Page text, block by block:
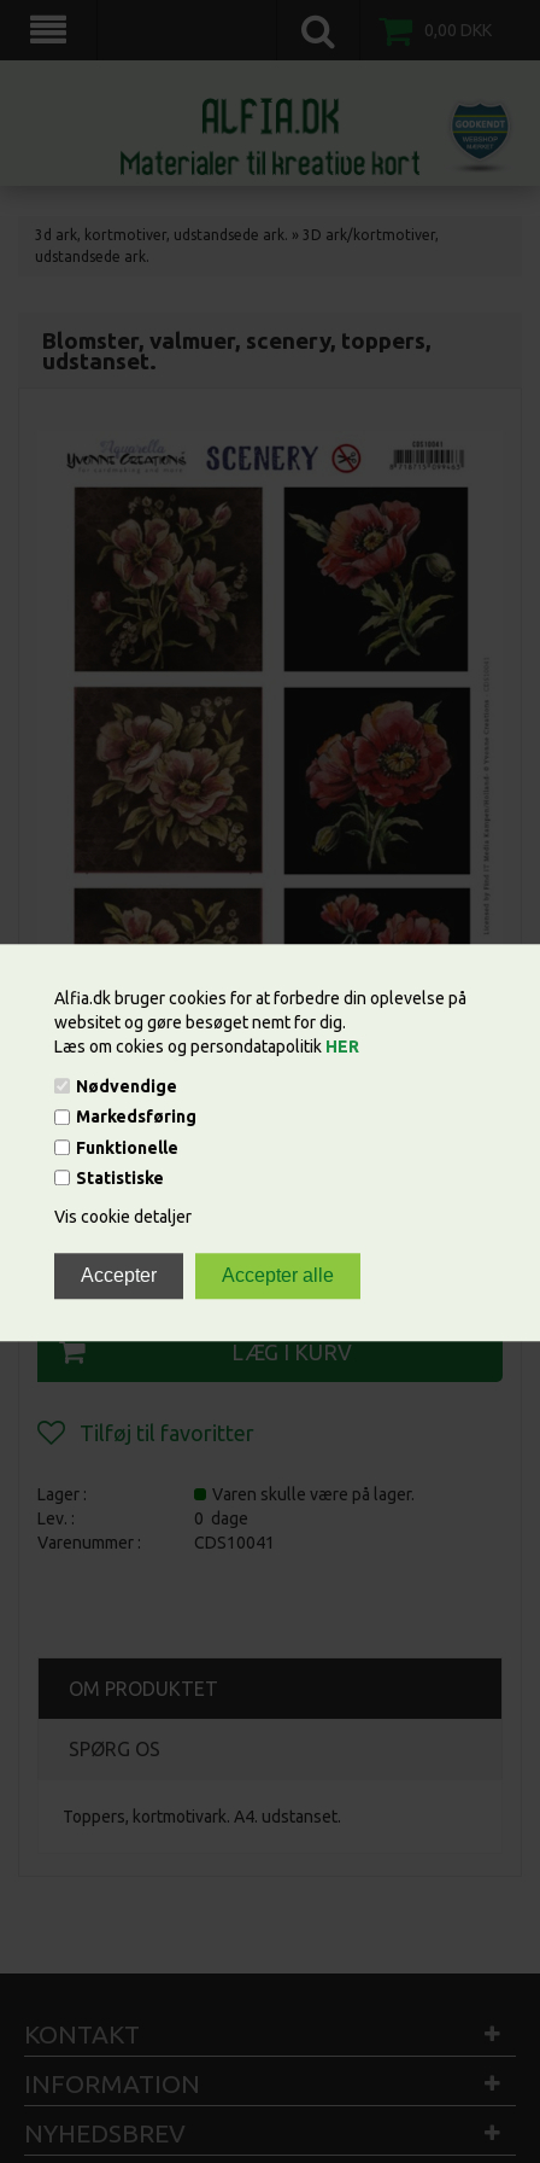
scrapkort, scrapbooking, 3d motiv ark, veddinge,nordvestsjælland.
Alfia.dk bruger cookies for at forbedre din oplevelse på
websitet og gøre besøget nemt for dig.
Læs om cokies og persondatapolitik HER
Nødvendige
Markedsføring
Funktionelle
Statistiske
Vis cookie detaljer
0,00 DKK
3d ark, kortmotiver, udstandsede ark. » 3D ark/kortmotiver,
udstandsede ark.
Blomster, valmuer, scenery, toppers,
udstanset.
Pris ved 1 ark
8,00 DKK
ANTAL
Lager :
Varen skulle være på lager.
Lev. :
0 dage
Varenummer :
CDS10041
OM PRODUKTET
SPØRG OS
Toppers, kortmotivark. A4. udstanset.
KONTAKT
INFORMATION
NYHEDSBREV